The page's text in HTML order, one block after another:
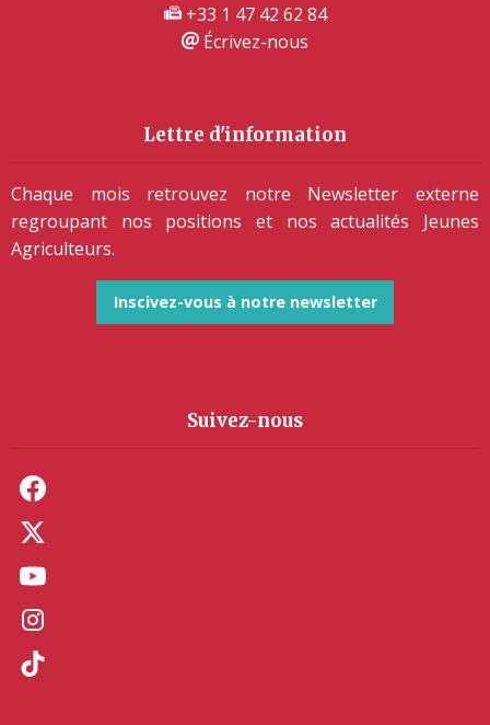
+33 1 47 42 62 84
Écrivez-nous
Lettre d'information
Chaque mois retrouvez notre Newsletter externe
regroupant nos positions et nos actualités Jeunes
Agriculteurs.
Inscivez-vous à notre newsletter
Suivez-nous